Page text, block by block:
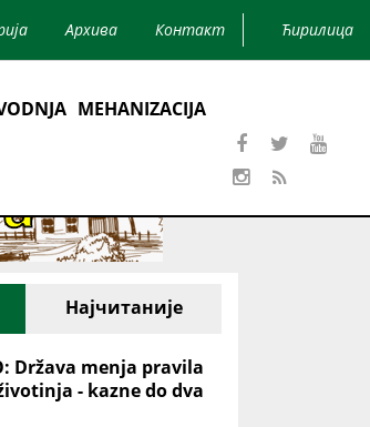
Архива Контакт Ћирилица
MEHANIZACIJA
Најчитаније
Država menja pravila
- kazne do dva